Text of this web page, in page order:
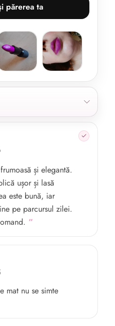
părerea ta
mai noi.
și elegantă.
ușor și lasă
este bună, iar
pe parcursul zilei.
mat nu se simte